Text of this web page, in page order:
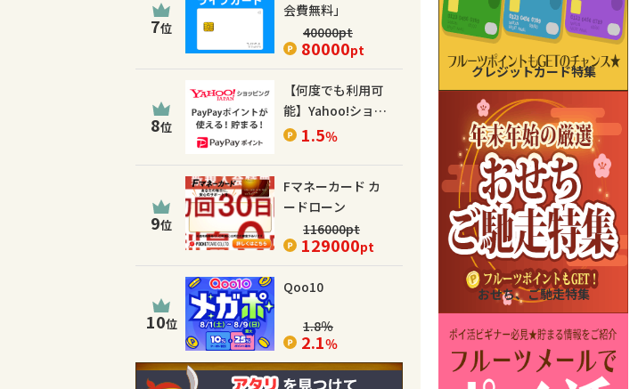
7位
会費無料」
40000pt
80000pt
8位
【何度でも利用可
能】Yahoo!ショッ
ピング
1.5％
9位
Fマネーカード カ
ードローン
116000pt
129000pt
10位
Qoo10
1.8％
2.1％
クレジットカード特集
おせち、ご馳走特集